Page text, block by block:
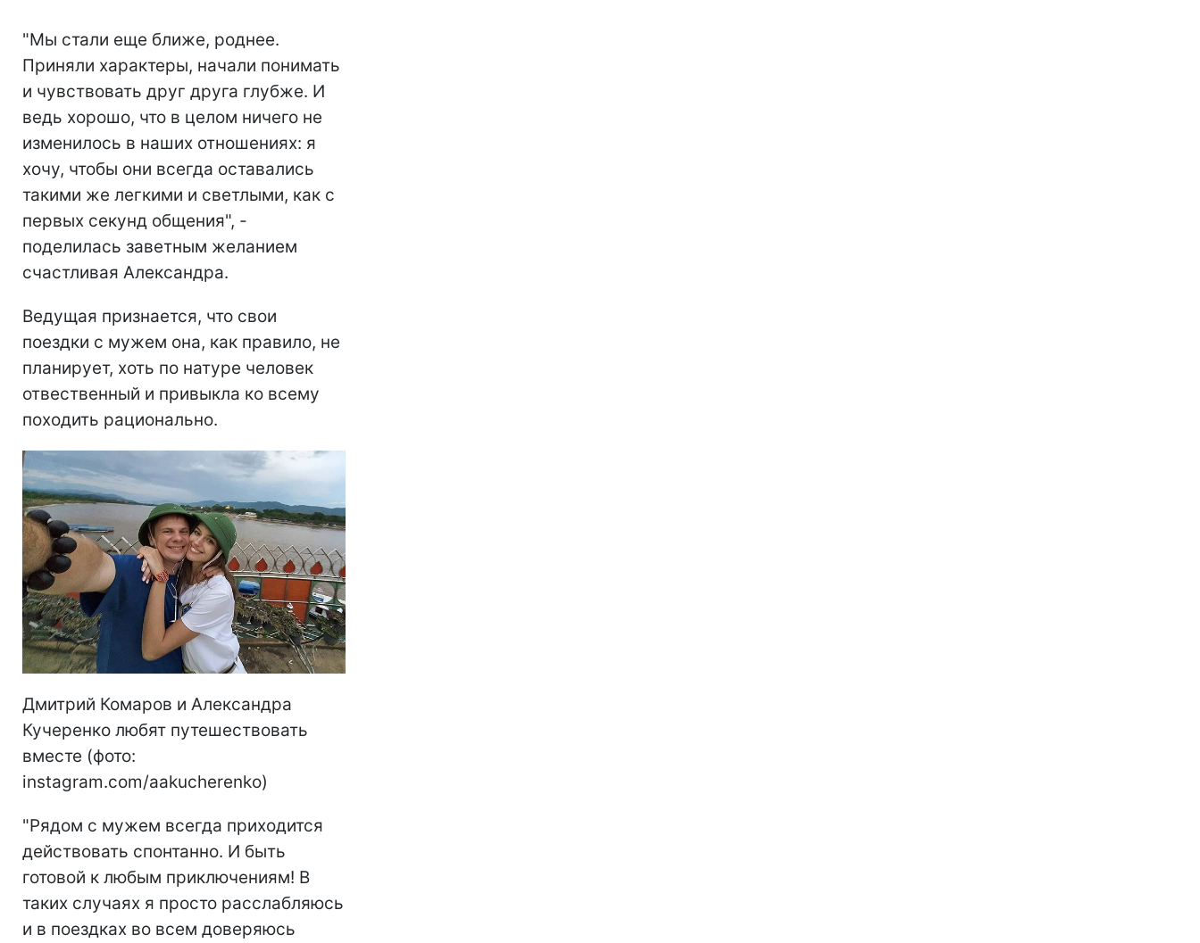
"Мы стали еще ближе, роднее.
Приняли характеры, начали понимать
и чувствовать друг друга глубже. И
ведь хорошо, что в целом ничего не
изменилось в наших отношениях: я
хочу, чтобы они всегда оставались
такими же легкими и светлыми, как с
первых секунд общения", -
поделилась заветным желанием
счастливая Александра.
Ведущая признается, что свои
поездки с мужем она, как правило, не
планирует, хоть по натуре человек
отвественный и привыкла ко всему
походить рационально.
Дмитрий Комаров и Александра
Кучеренко любят путешествовать
вместе (фото:
instagram.com/aakucherenko)
"Рядом с мужем всегда приходится
действовать спонтанно. И быть
готовой к любым приключениям! В
таких случаях я просто расслабляюсь
и в поездках во всем доверяюсь